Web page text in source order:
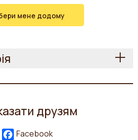
мене додому
друзям
Facebook